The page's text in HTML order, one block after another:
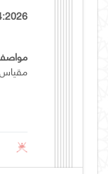
مقياس